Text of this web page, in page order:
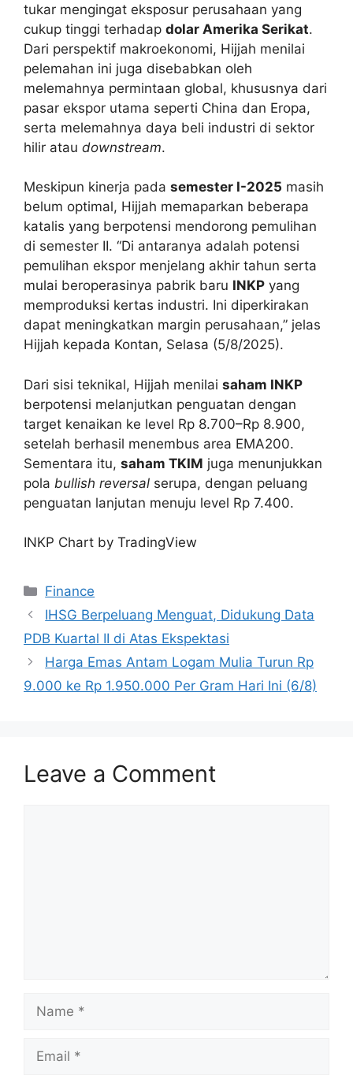
tukar mengingat eksposur perusahaan yang
cukup tinggi terhadap dolar Amerika Serikat.
Dari perspektif makroekonomi, Hijjah menilai
pelemahan ini juga disebabkan oleh
melemahnya permintaan global, khususnya dari
pasar ekspor utama seperti China dan Eropa,
serta melemahnya daya beli industri di sektor
hilir atau downstream.
Meskipun kinerja pada semester I-2025 masih
belum optimal, Hijjah memaparkan beberapa
katalis yang berpotensi mendorong pemulihan
di semester II. “Di antaranya adalah potensi
pemulihan ekspor menjelang akhir tahun serta
mulai beroperasinya pabrik baru INKP yang
memproduksi kertas industri. Ini diperkirakan
dapat meningkatkan margin perusahaan,” jelas
Hijjah kepada Kontan, Selasa (5/8/2025).
Dari sisi teknikal, Hijjah menilai saham INKP
berpotensi melanjutkan penguatan dengan
target kenaikan ke level Rp 8.700–Rp 8.900,
setelah berhasil menembus area EMA200.
Sementara itu, saham TKIM juga menunjukkan
pola bullish reversal serupa, dengan peluang
penguatan lanjutan menuju level Rp 7.400.
INKP Chart by TradingView
Categories
Finance
IHSG Berpeluang Menguat, Didukung Data
PDB Kuartal II di Atas Ekspektasi
Harga Emas Antam Logam Mulia Turun Rp
9.000 ke Rp 1.950.000 Per Gram Hari Ini (6/8)
Leave a Comment
Name
Email